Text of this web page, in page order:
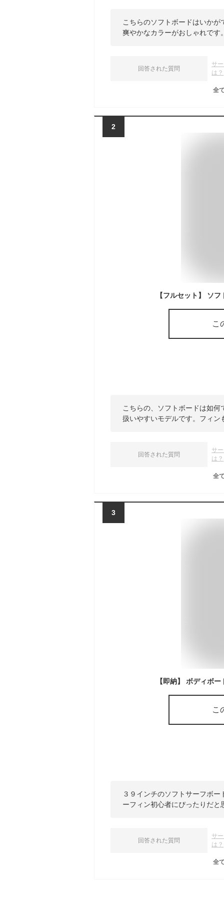
こちらのソフトボードはいか
爽やかなカラーがおしゃれです
回答された質問
サ
は？
全
2
こ
こちらの、ソフトボードは如
扱いやすいモデルです。フィン
回答された質問
サ
は？
全
3
こ
３９インチのソフトサーフボ
ーフィン初心者にぴったりだと
回答された質問
サ
は？
全